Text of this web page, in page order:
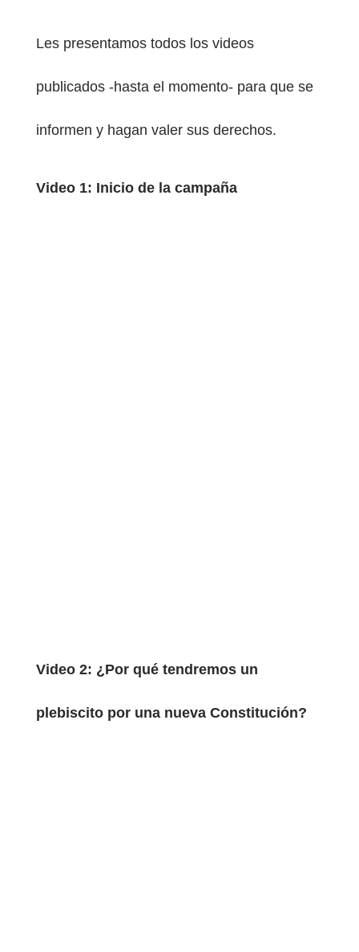
Les presentamos todos los videos
publicados -hasta el momento- para que se
informen y hagan valer sus derechos.
Video 1: Inicio de la campaña
Video 2: ¿Por qué tendremos un
plebiscito por una nueva Constitución?